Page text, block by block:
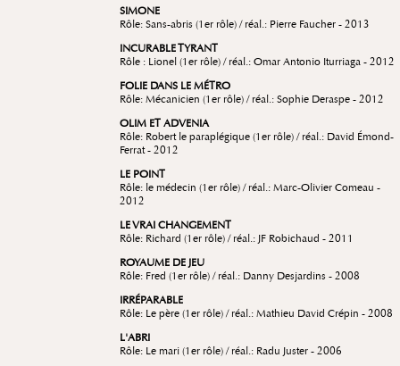
SIMONE
Rôle: Sans-abris (1er rôle) / réal.: Pierre Faucher - 2013
INCURABLE TYRANT
Rôle : Lionel (1er rôle) / réal.: Omar Antonio Iturriaga - 2012
FOLIE DANS LE MÉTRO
Rôle: Mécanicien (1er rôle) / réal.: Sophie Deraspe - 2012
OLIM ET ADVENIA
Rôle: Robert le paraplégique (1er rôle) / réal.: David Émond-
Ferrat - 2012
LE POINT
Rôle: le médecin (1er rôle) / réal.: Marc-Olivier Comeau -
2012
LE VRAI CHANGEMENT
Rôle: Richard (1er rôle) / réal.: JF Robichaud - 2011
ROYAUME DE JEU
Rôle: Fred (1er rôle) / réal.: Danny Desjardins - 2008
IRRÉPARABLE
Rôle: Le père (1er rôle) / réal.: Mathieu David Crépin - 2008
L'ABRI
Rôle: Le mari (1er rôle) / réal.: Radu Juster - 2006